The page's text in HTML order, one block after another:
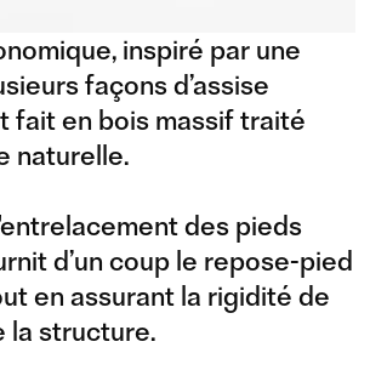
inspiré par une
façons d’assise
fait en bois massif traité
naturelle.
des pieds
d’un coup le repose-pied
en assurant la rigidité de
la structure.